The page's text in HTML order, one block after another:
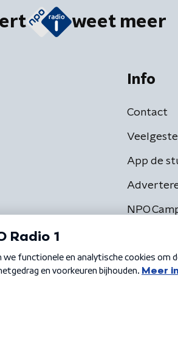
weet meer
Info
Contact
App de
NPO
Privacybeleid